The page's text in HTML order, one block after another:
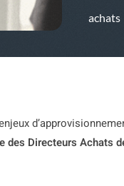
achats
des Directeurs Achats